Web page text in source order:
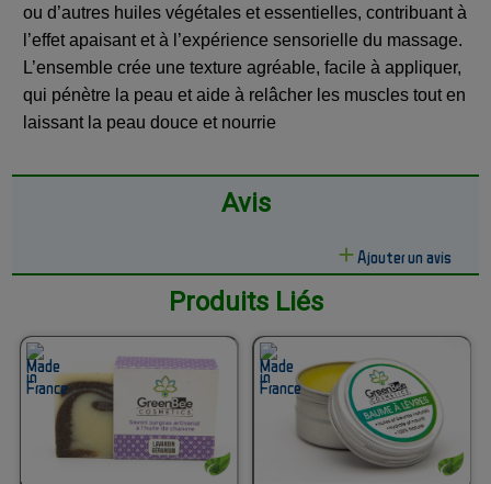
ou d’autres huiles végétales et essentielles, contribuant à
l’effet apaisant et à l’expérience sensorielle du massage.
L’ensemble crée une texture agréable, facile à appliquer,
qui pénètre la peau et aide à relâcher les muscles tout en
laissant la peau douce et nourrie
Avis
Ajouter un avis
Produits Liés